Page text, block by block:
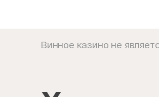
Винное казино не